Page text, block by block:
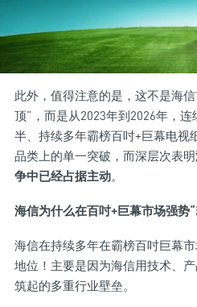
此外，值得注意的是，这不是海
顶”，而是从2023年到2026年，
半、持续多年霸榜百吋+巨幕电视
品类上的单一突破，而深层次表明
争中已经占据主动。
海信为什么在百吋+巨幕市场强势“
海信在持续多年在霸榜百吋巨幕
地位！主要是因为海信用技术、
筑起的多重行业壁垒。